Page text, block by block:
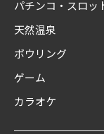
パチンコ・スロッ
天然温泉
ボウリング
ゲーム
カラオケ